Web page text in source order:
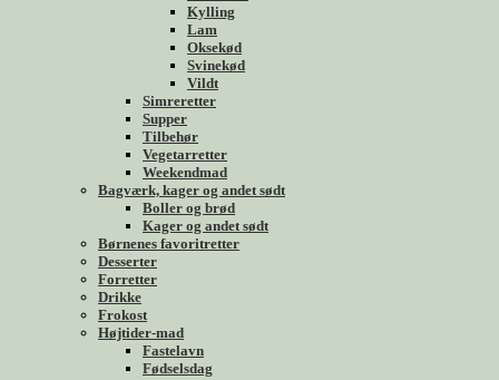
Kylling
Lam
Oksekød
Svinekød
Vildt
Simreretter
Supper
Tilbehør
Vegetarretter
Weekendmad
Bagværk, kager og andet sødt
Boller og brød
Kager og andet sødt
Børnenes favoritretter
Desserter
Forretter
Drikke
Frokost
Højtider-mad
Fastelavn
Fødselsdag